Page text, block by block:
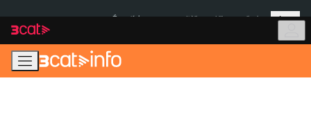
navegació
principal
contingut
Més